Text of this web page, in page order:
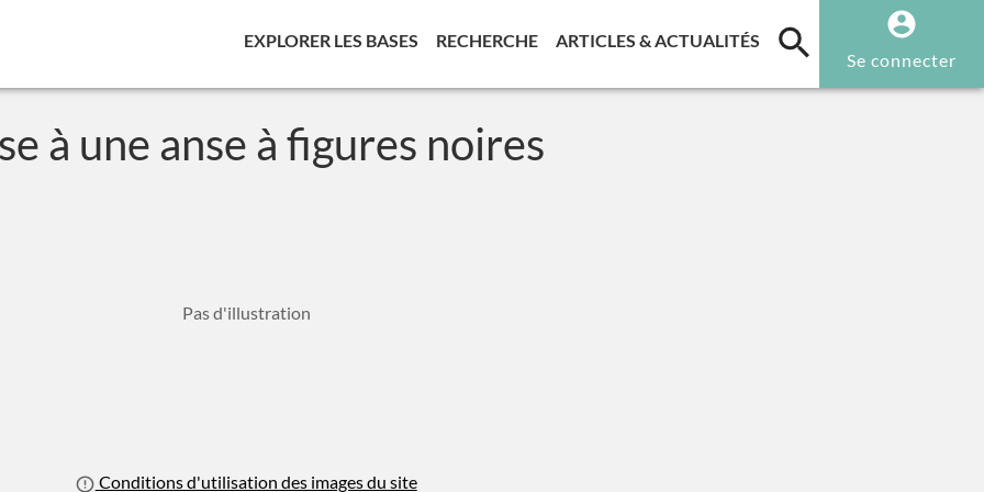
EXPLORER LES BASES (CURRENT)
RECHERCHE(CURRENT)
ARTICLES & ACTUALITÉS (CURRENT)
Se connecter
à une anse à figures noires
Pas d'illustration
Conditions d'utilisation des images du site